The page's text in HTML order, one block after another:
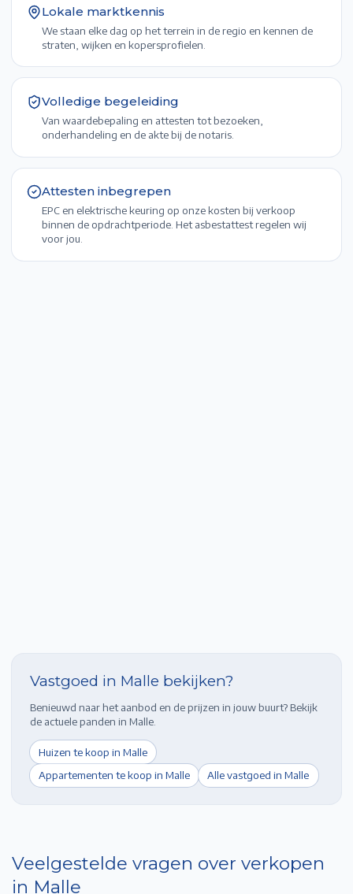
Lokale marktkennis
We staan elke dag op het terrein in de regio en kennen de
straten, wijken en kopersprofielen.
Volledige begeleiding
Van waardebepaling en attesten tot bezoeken,
onderhandeling en de akte bij de notaris.
Attesten inbegrepen
EPC en elektrische keuring op onze kosten bij verkoop
binnen de opdrachtperiode. Het asbestattest regelen wij
voor jou.
Vastgoed in Malle bekijken?
Benieuwd naar het aanbod en de prijzen in jouw buurt? Bekijk
de actuele panden in Malle.
Huizen te koop in Malle
Appartementen te koop in Malle Alle vastgoed inMalle
Veelgestelde vragen over verkopen
in Malle